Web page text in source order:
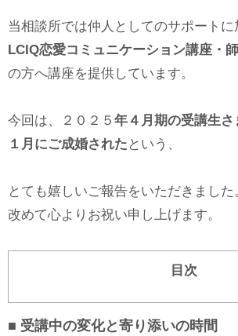
当相談所では仲人としてのサポートに
LCIQ恋愛コミュニケーション講座・
の方へ講座を提供しています。
今回は、２０２５ 年４月期の受講生さ
１月にご成婚された という、
とても嬉しいご報告をいただきました
改めて心よりお祝い申し上げます。
目次
■ 受講中の変化と寄り添いの時間